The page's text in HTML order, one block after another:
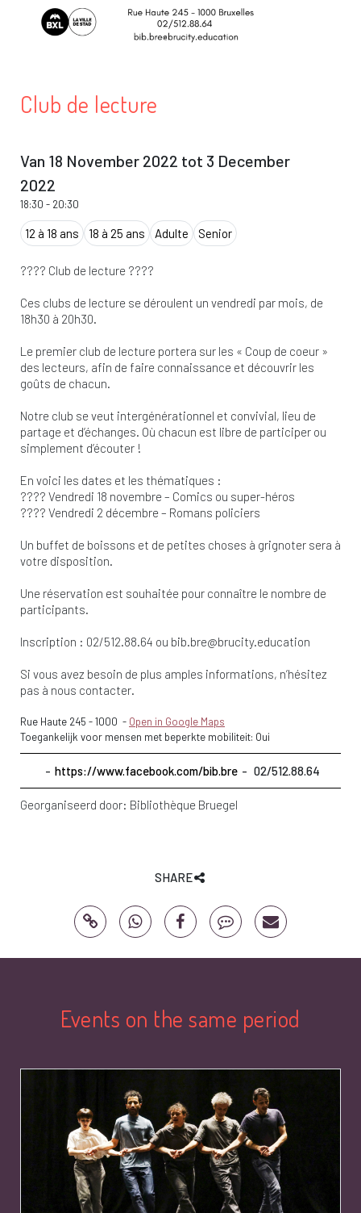
Club de lecture
Van 18 November 2022 tot 3 December
2022
18:30 - 20:30
12 à 18 ans 18 à 25 ans Adulte Senior
???? Club de lecture ????
Ces clubs de lecture se déroulent un vendredi par mois, de
18h30 à 20h30.
Le premier club de lecture portera sur les « Coup de coeur »
des lecteurs, afin de faire connaissance et découvrir les
goûts de chacun.
Notre club se veut intergénérationnel et convivial, lieu de
partage et d’échanges. Où chacun est libre de participer ou
simplement d’écouter !
En voici les dates et les thématiques :
???? Vendredi 18 novembre – Comics ou super-héros
???? Vendredi 2 décembre – Romans policiers
Un buffet de boissons et de petites choses à grignoter sera à
votre disposition.
Une réservation est souhaitée pour connaître le nombre de
participants.
Inscription : 02/512.88.64 ou bib.bre@brucity.education
Si vous avez besoin de plus amples informations, n’hésitez
pas à nous contacter.
Rue Haute 245 -1000 - Open in Google Maps
Toegankelijk voor mensen met beperkte mobiliteit: Oui
https://www.facebook.com/bib.bre 02/512.88.64
Georganiseerd door: Bibliothèque Bruegel
SHARE
Events on the same period